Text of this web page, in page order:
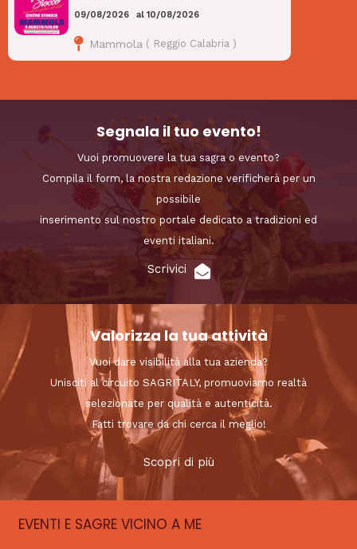
09/08/2026 al10/08/2026
Mammola ( Reggio Calabria )
Segnala il tuo evento!
Vuoi promuovere la tua sagra o evento?
Compila il form, la nostra redazione verificherà per un
possibile
inserimento sul nostro portale dedicato a tradizioni ed
eventi italiani.
Scrivici
Valorizza la tua attività
Vuoi dare visibilità alla tua azienda?
Unisciti al circuito SAGRITALY, promuoviamo realtà
selezionate per qualità e autenticità.
Fatti trovare da chi cerca il meglio!
Scopri di più
EVENTI E SAGRE VICINO A ME